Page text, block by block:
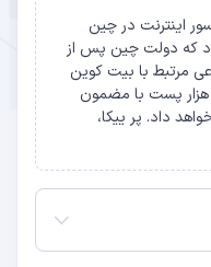
اینترنت در چین
که دولت چین پس از
مرتبط با بیت کوین
هزار پست با مضمون
داد. پر ییکا،